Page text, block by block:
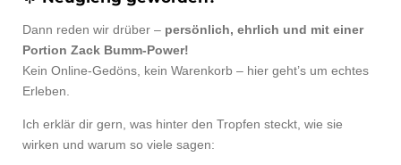
Dann reden wir drüber – persönlich, ehrlich und mit einer
Portion Zack Bumm-Power!
Kein Online-Gedöns, kein Warenkorb – hier geht’s um echtes
Erleben.
Ich erklär dir gern, was hinter den Tropfen steckt, wie sie
wirken und warum so viele sagen: